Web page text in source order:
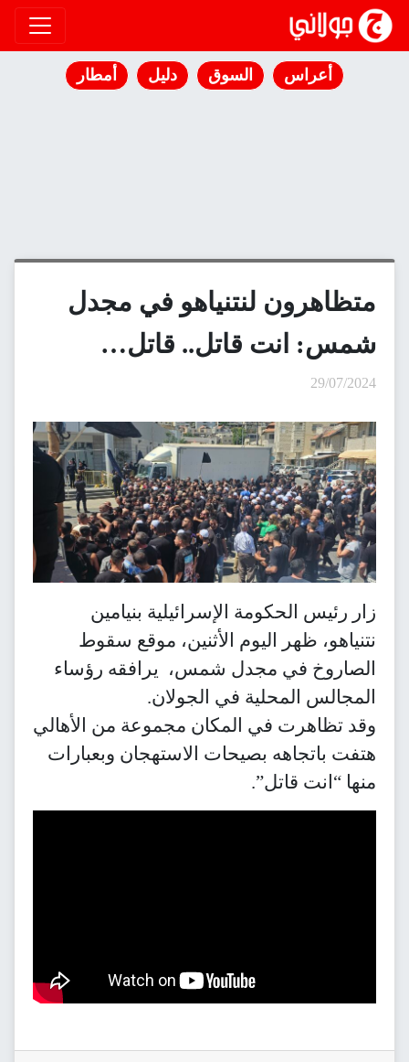
انتقل إلى المحتوى
أعراس السوق دليل أمطار
متظاهرون لنتنياهو في مجدل
شمس: انت قاتل.. قاتل…
29/07/2024
زار رئيس الحكومة الإسرائيلية بنيامين
نتنياهو، ظهر اليوم الأثنين، موقع سقوط
الصاروخ في مجدل شمس، يرافقه رؤساء
المجالس المحلية في الجولان.
وقد تظاهرت في المكان مجموعة من الأهالي
هتفت باتجاهه بصيحات الاستهجان وبعبارات
منها “انت قاتل”.